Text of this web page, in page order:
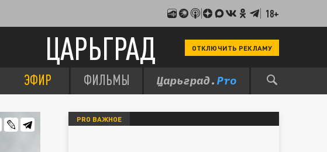
18+
ЦАРЬГРАД ОТКЛЮЧИТЬ РЕКЛАМУ
ЭФИР ФИЛЬМЫ
PRO ВАЖНОЕ